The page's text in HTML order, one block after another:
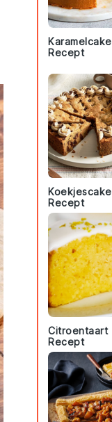
Karamelcake
Recept
Koekjescake
Recept
Citroentaart
Recept